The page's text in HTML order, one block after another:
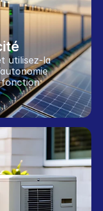
utilisez-la
fonction